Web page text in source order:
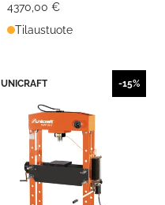
4370,00 €
Tilaustuote
UNICRAFT -15%